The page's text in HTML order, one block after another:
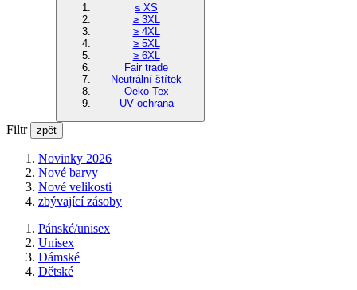
≤ XS
≥ 3XL
≥ 4XL
≥ 5XL
≥ 6XL
Fair trade
Neutrální štítek
Oeko-Tex
UV ochrana
Filtr zpět
Novinky 2026
Nové barvy
Nové velikosti
zbývající zásoby
Pánské/unisex
Unisex
Dámské
Dětské